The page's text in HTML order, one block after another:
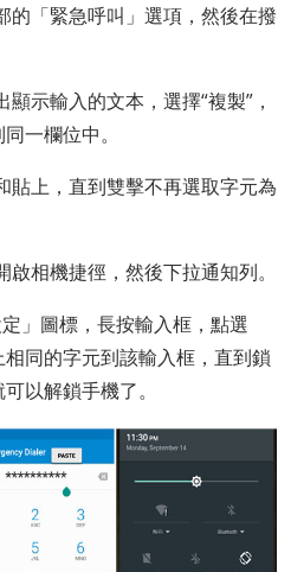
的「緊急呼叫」選項，然後在撥
示輸入的文本，選擇“複製”，
一欄位中。
貼上，直到雙擊不再選取字元為
相機捷徑，然後下拉通知列。
」圖標，長按輸入框，點選
相同的字元到該輸入框，直到鎖
以解鎖手機了。